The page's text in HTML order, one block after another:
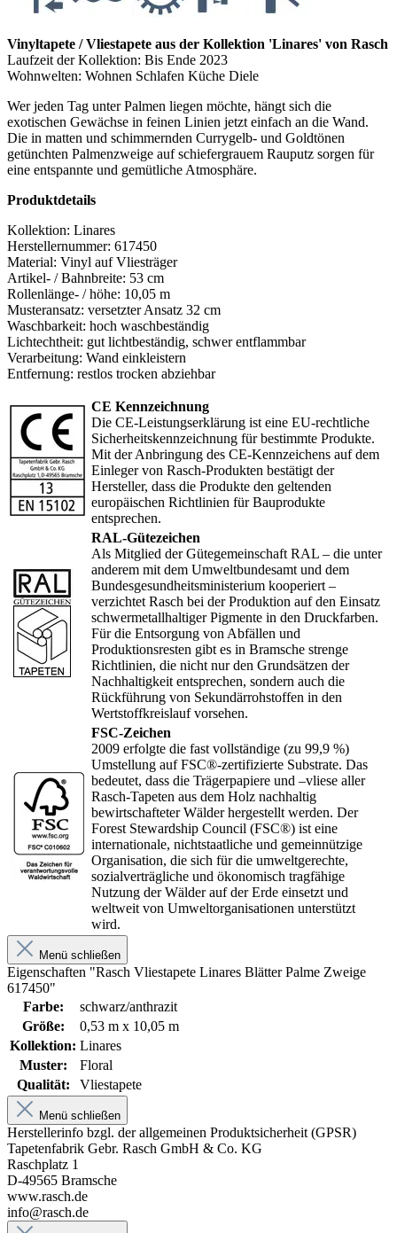
Vinyltapete / Vliestapete aus der Kollektion 'Linares' von Rasch
Laufzeit der Kollektion: Bis Ende 2023
Wohnwelten: Wohnen Schlafen Küche Diele
Wer jeden Tag unter Palmen liegen möchte, hängt sich die
exotischen Gewächse in feinen Linien jetzt einfach an die Wand.
Die in matten und schimmernden Currygelb- und Goldtönen
getünchten Palmenzweige auf schiefergrauem Rauputz sorgen für
eine entspannte und gemütliche Atmosphäre.
Produktdetails
Kollektion: Linares
Herstellernummer: 617450
Material: Vinyl auf Vliesträger
Artikel- / Bahnbreite: 53 cm
Rollenlänge- / höhe: 10,05 m
Musteransatz: versetzter Ansatz 32 cm
Waschbarkeit: hoch waschbeständig
Lichtechtheit: gut lichtbeständig, schwer entflammbar
Verarbeitung: Wand einkleistern
Entfernung: restlos trocken abziehbar
CE Kennzeichnung
Die CE-Leistungserklärung ist eine EU-rechtliche
Sicherheitskennzeichnung für bestimmte Produkte.
Mit der Anbringung des CE-Kennzeichens auf dem
Einleger von Rasch-Produkten bestätigt der
Hersteller, dass die Produkte den geltenden
europäischen Richtlinien für Bauprodukte
entsprechen.
RAL-Gütezeichen
Als Mitglied der Gütegemeinschaft RAL – die unter
anderem mit dem Umweltbundesamt und dem
Bundesgesundheitsministerium kooperiert –
verzichtet Rasch bei der Produktion auf den Einsatz
schwermetallhaltiger Pigmente in den Druckfarben.
Für die Entsorgung von Abfällen und
Produktionsresten gibt es in Bramsche strenge
Richtlinien, die nicht nur den Grundsätzen der
Nachhaltigkeit entsprechen, sondern auch die
Rückführung von Sekundärrohstoffen in den
Wertstoffkreislauf vorsehen.
FSC-Zeichen
2009 erfolgte die fast vollständige (zu 99,9 %)
Umstellung auf FSC®-zertifizierte Substrate. Das
bedeutet, dass die Trägerpapiere und –vliese aller
Rasch-Tapeten aus dem Holz nachhaltig
bewirtschafteter Wälder hergestellt werden. Der
Forest Stewardship Council (FSC®) ist eine
internationale, nichtstaatliche und gemeinnützige
Organisation, die sich für die umweltgerechte,
sozialverträgliche und ökonomisch tragfähige
Nutzung der Wälder auf der Erde einsetzt und
weltweit von Umweltorganisationen unterstützt
wird.
Menü schließen
Eigenschaften "Rasch Vliestapete Linares Blätter Palme Zweige
617450"
Farbe:
schwarz/anthrazit
Größe:
0,53 m x 10,05 m
Kollektion: Linares
Muster:
Floral
Qualität:
Vliestapete
Menü schließen
Herstellerinfo bzgl. der allgemeinen Produktsicherheit (GPSR)
Tapetenfabrik Gebr. Rasch GmbH & Co. KG
Raschplatz 1
D-49565 Bramsche
www.rasch.de
info@rasch.de